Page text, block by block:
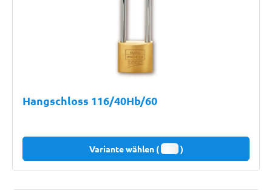
Hangschloss 116/40Hb/60
Variante wählen ( )